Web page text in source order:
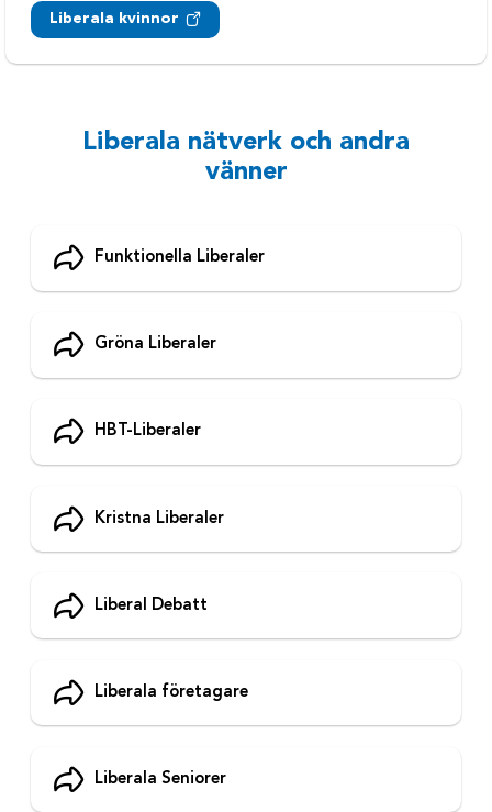
Liberala kvinnor
Liberala nätverk och andra
vänner
Funktionella Liberaler
Gröna Liberaler
HBT-Liberaler
Kristna Liberaler
Liberal Debatt
Liberala företagare
Liberala Seniorer